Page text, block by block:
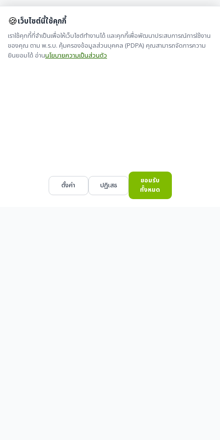
🍪เว็บไซต์นี้ใช้คุกกี้
เราใช้คุกกี้ที่จำเป็นเพื่อให้เว็บไซต์ทำงานได้ และคุกกี้เพื่อพัฒนาประสบการณ์การใช้งาน
ของคุณ ตาม พ.ร.บ. คุ้มครองข้อมูลส่วนบุคคล (PDPA) คุณสามารถจัดการความ
ยินยอมได้ อ่านนโยบายความเป็นส่วนตัว
ตั้งค่า ปฏิเสธ
ยอมรับ
ทั้งหมด